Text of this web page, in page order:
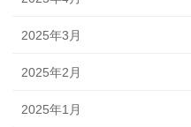
2025年3月
2025年2月
2025年1月